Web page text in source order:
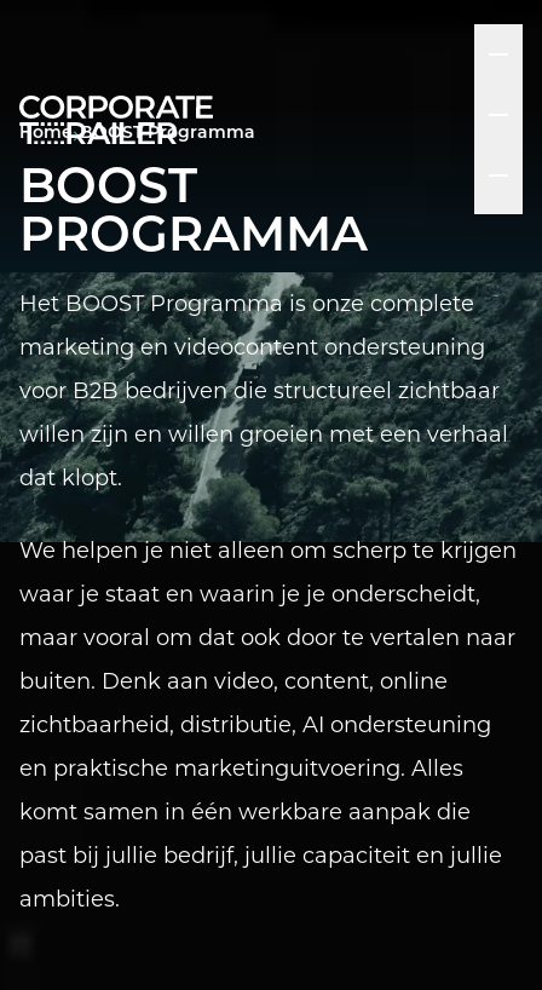
Home BOOST Programma
BOOST
PROGRAMMA
Het BOOST Programma is onze complete
marketing en videocontent ondersteuning
voor B2B bedrijven die structureel zichtbaar
willen zijn en willen groeien met een verhaal
dat klopt.
We helpen je niet alleen om scherp te krijgen
waar je staat en waarin je je onderscheidt,
maar vooral om dat ook door te vertalen naar
buiten. Denk aan video, content, online
zichtbaarheid, distributie, AI ondersteuning
en praktische marketinguitvoering. Alles
komt samen in één werkbare aanpak die
past bij jullie bedrijf, jullie capaciteit en jullie
ambities.